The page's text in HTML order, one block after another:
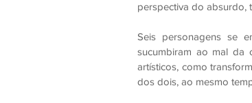
perspectiva do absurdo,
Seis personagens se
sucumbiram ao mal da
artísticos, como
dos dois, ao mesmo